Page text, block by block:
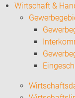
Wirtschaft &